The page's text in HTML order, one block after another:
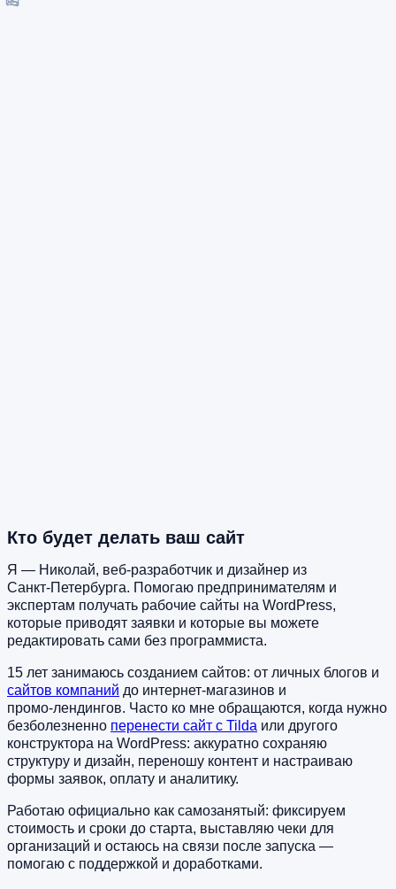
Кто будет делать ваш сайт
Я — Николай, веб‑разработчик и дизайнер из
Санкт‑Петербурга. Помогаю предпринимателям и
экспертам получать рабочие сайты на WordPress,
которые приводят заявки и которые вы можете
редактировать сами без программиста.
15 лет занимаюсь созданием сайтов: от личных блогов и
сайтов компаний до интернет‑магазинов и
промо‑лендингов. Часто ко мне обращаются, когда нужно
безболезненно перенести сайт с Tilda или другого
конструктора на WordPress: аккуратно сохраняю
структуру и дизайн, переношу контент и настраиваю
формы заявок, оплату и аналитику.
Работаю официально как самозанятый: фиксируем
стоимость и сроки до старта, выставляю чеки для
организаций и остаюсь на связи после запуска —
помогаю с поддержкой и доработками.